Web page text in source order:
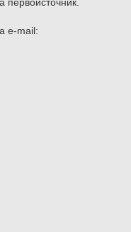
первоисточник.
e-mail: